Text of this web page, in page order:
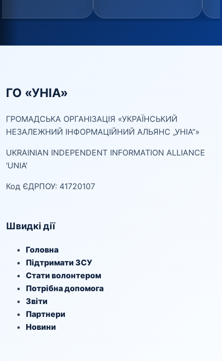
ГО «УНІА»
ГРОМАДСЬКА ОРГАНІЗАЦІЯ «УКРАЇНСЬКИЙ
НЕЗАЛЕЖНИЙ ІНФОРМАЦІЙНИЙ АЛЬЯНС „УНІА“»
UKRAINIAN INDEPENDENT INFORMATION ALLIANCE
‘UNIA’
Код ЄДРПОУ: 41720107
Швидкі дії
Головна
Підтримати ЗСУ
Стати волонтером
Потрібна допомога
Звіти
Партнери
Новини